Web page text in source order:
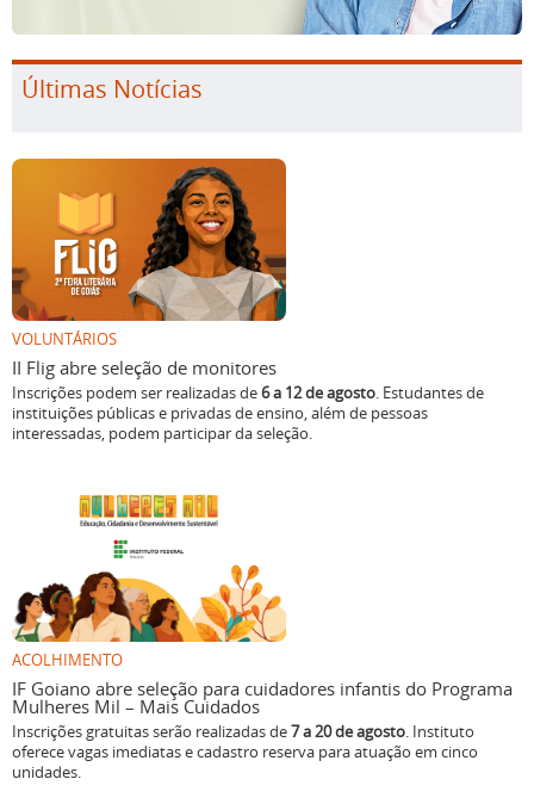
Últimas Notícias
VOLUNTÁRIOS
II Flig abre seleção de monitores
Inscrições podem ser realizadas de6 a 12 de agosto. Estudantes de
instituições públicas e privadas de ensino, além de pessoas
interessadas, podem participar da seleção.
ACOLHIMENTO
IF Goiano abre seleção para cuidadores infantis do Programa
Mulheres Mil – Mais Cuidados
Inscrições gratuitas serão realizadas de7 a 20 de agosto. Instituto
oferece vagas imediatas e cadastro reserva para atuação em cinco
unidades.